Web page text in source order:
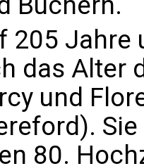
205 Jahre
das Alter
und
80.